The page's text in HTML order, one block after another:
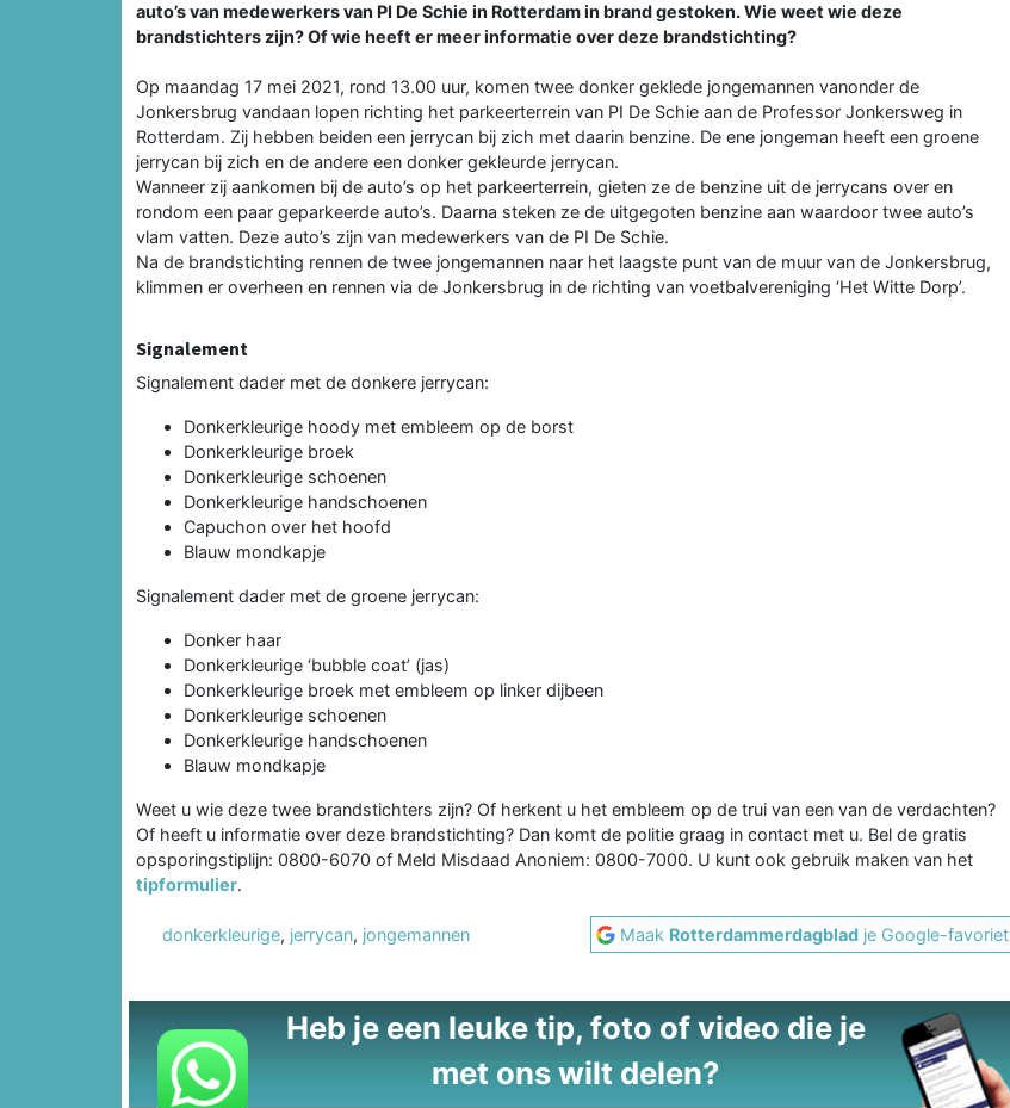
auto’s van medewerkers van PI De Schie in Rotterdam in brand gestoken. Wie weet wie deze
brandstichters zijn? Of wie heeft er meer informatie over deze brandstichting?
Op maandag 17 mei 2021, rond 13.00 uur, komen twee donker geklede jongemannen vanonder de
Jonkersbrug vandaan lopen richting het parkeerterrein van PI De Schie aan de Professor Jonkersweg in
Rotterdam. Zij hebben beiden een jerrycan bij zich met daarin benzine. De ene jongeman heeft een groene
jerrycan bij zich en de andere een donker gekleurde jerrycan.
Wanneer zij aankomen bij de auto’s op het parkeerterrein, gieten ze de benzine uit de jerrycans over en
rondom een paar geparkeerde auto’s. Daarna steken ze de uitgegoten benzine aan waardoor twee auto’s
vlam vatten. Deze auto’s zijn van medewerkers van de PI De Schie.
Na de brandstichting rennen de twee jongemannen naar het laagste punt van de muur van de Jonkersbrug,
klimmen er overheen en rennen via de Jonkersbrug in de richting van voetbalvereniging ‘Het Witte Dorp’.
Signalement
Signalement dader met de donkere jerrycan:
Donkerkleurige hoody met embleem op de borst
Donkerkleurige broek
Donkerkleurige schoenen
Donkerkleurige handschoenen
Capuchon over het hoofd
Blauw mondkapje
Signalement dader met de groene jerrycan:
Donker haar
Donkerkleurige ‘bubble coat’ (jas)
Donkerkleurige broek met embleem op linker dijbeen
Donkerkleurige schoenen
Donkerkleurige handschoenen
Blauw mondkapje
Weet u wie deze twee brandstichters zijn? Of herkent u het embleem op de trui van een van de verdachten?
Of heeft u informatie over deze brandstichting? Dan komt de politie graag in contact met u. Bel de gratis
opsporingstiplijn: 0800-6070 of Meld Misdaad Anoniem: 0800-7000. U kunt ook gebruik maken van het
tipformulier.
donkerkleurige, jerrycan, jongemannen Maak Rotterdammerdagblad je Google-favoriet
Heb je een leuke tip, foto of video die je
met ons wilt delen?